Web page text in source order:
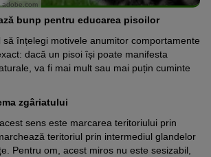
bunp pentru educarea pisoilor
să înțelegi motivele anumitor comportamente
dacă un pisoi își poate manifesta
va fi mai mult sau mai puțin cuminte
zgâriatului
sens este marcarea teritoriului prin
teritoriul prin intermediul glandelor
Pentru om, acest miros nu este sesizabil,